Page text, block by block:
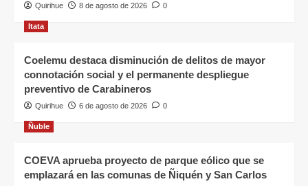
Quirihue 8 de agosto de 2026 0
Itata
Coelemu destaca disminución de delitos de mayor
connotación social y el permanente despliegue
preventivo de Carabineros
Quirihue 6 de agosto de 2026 0
Ñuble
COEVA aprueba proyecto de parque eólico que se
emplazará en las comunas de Ñiquén y San Carlos